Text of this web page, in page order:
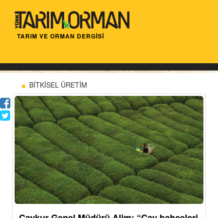
TARIM VE ORMAN DERGİSİ
BİTKİSEL ÜRETİM